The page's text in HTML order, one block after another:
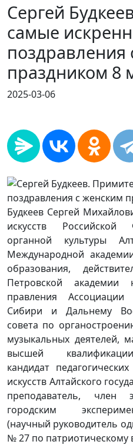
Сергей
самые
поздравления
праздником 8
2025-03-06
Будкеев Сергей
искусств Российской
органной культуры
Международной
образования,
Петровской
правления
Сибири и Дальнему
совета по
музыкальных деятелей,
высшей
кандидат
искусств Алтайского
преподаватель, член
городским
(научный руководитель
№ 27 по патриотическому